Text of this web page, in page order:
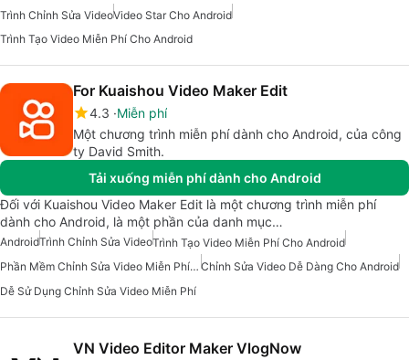
Trình Chỉnh Sửa VideoVideo Star Cho Android
Trình Tạo Video Miễn Phí Cho Android
For Kuaishou Video Maker Edit
4.3 Miễn phí
Một chương trình miễn phí dành cho Android, của công
ty David Smith.
Tải xuống miễn phí dành cho Android
Đối với Kuaishou Video Maker Edit là một chương trình miễn phí
dành cho Android, là một phần của danh mục…
AndroidTrình Chỉnh Sửa VideoTrình Tạo Video Miễn Phí Cho Android
Phần Mềm Chỉnh Sửa Video Miễn Phí Cho Android Chỉnh Sửa Video Dễ Dàng Cho Android
Dễ Sử Dụng Chỉnh Sửa Video Miễn Phí
VN Video Editor Maker VlogNow